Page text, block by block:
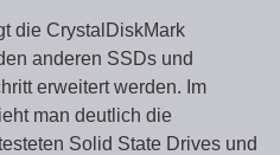
die CrystalDiskMark
anderen SSDs und
erweitert werden. Im
man deutlich die
Solid State Drives und